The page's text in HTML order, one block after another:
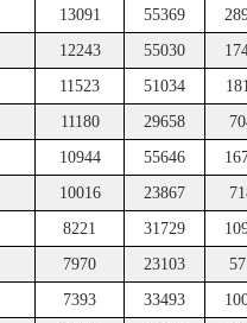
13091 55369
12243 55030
11523 51034
11180 29658
10944 55646
10016 23867
8221 31729
7970 23103
7393 33493